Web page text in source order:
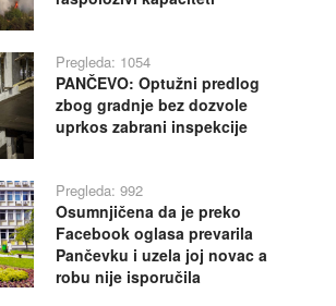
Pregleda: 1054
PANČEVO: Optužni predlog
zbog gradnje bez dozvole
uprkos zabrani inspekcije
Pregleda: 992
Osumnjičena da je preko
Facebook oglasa prevarila
Pančevku i uzela joj novac a
robu nije isporučila